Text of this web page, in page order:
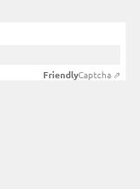
FriendlyCaptcha ⇗